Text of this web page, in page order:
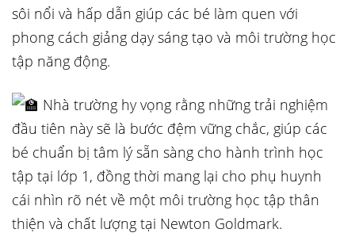
sôi nổi và hấp dẫn giúp các bé làm quen với
phong cách giảng dạy sáng tạo và môi trường học
tập năng động.
Nhà trường hy vọng rằng những trải nghiệm
đầu tiên này sẽ là bước đệm vững chắc, giúp các
bé chuẩn bị tâm lý sẵn sàng cho hành trình học
tập tại lớp 1, đồng thời mang lại cho phụ huynh
cái nhìn rõ nét về một môi trường học tập thân
thiện và chất lượng tại Newton Goldmark.